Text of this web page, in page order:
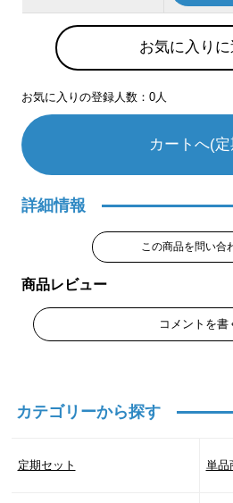
お気に入り
お気に入りの登録人数：0人
カートへ(
詳細情報
この商品を問い合
商品レビュー
コメントを書
カテゴリーから探す
定期セット 単品